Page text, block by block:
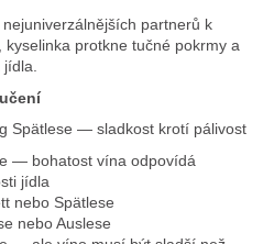
partnerů k
protkne tučné pokrmy a
Spätlese — sladkost krotí pálivost
— bohatost vína odpovídá
jídla
nebo Spätlese
nebo Auslese